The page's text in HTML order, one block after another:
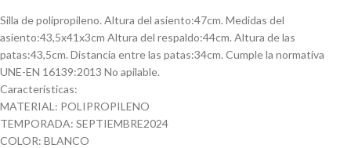
Silla de polipropileno. Altura del asiento:47cm. Medidas del
asiento:43,5x41x3cm Altura del respaldo:44cm. Altura de las
patas:43,5cm. Distancia entre las patas:34cm. Cumple la normativa
UNE-EN 16139:2013 No apilable.
Características:
MATERIAL: POLIPROPILENO
TEMPORADA: SEPTIEMBRE2024
COLOR: BLANCO